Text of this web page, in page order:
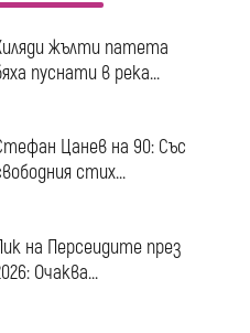
жълти патета
пуснати в река...
Цанев на 90: Със
стих...
на Персеидите през
Очаква...